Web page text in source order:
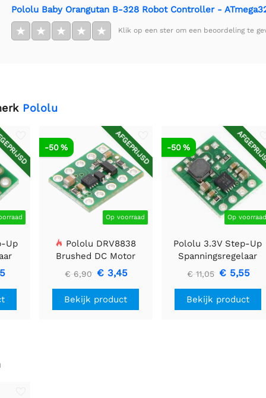
Pololu Baby Orangutan B-328 Robot Controller -
★ ★ ★ ★ ★ Klik op een ster om een beoordeling te
Pololu
Up
AFGEPRIJSD
Op voorraad
-50 %
Pololu DRV8838
Brushed DC Motor
Driver
€ 6,90 € 3,45
Bekijk product
Op
-50 %
Pololu 3.3V Step-Up
Spanningsregelaar
U1V11F3
€ 11,05 € 5,55
Bekijk product